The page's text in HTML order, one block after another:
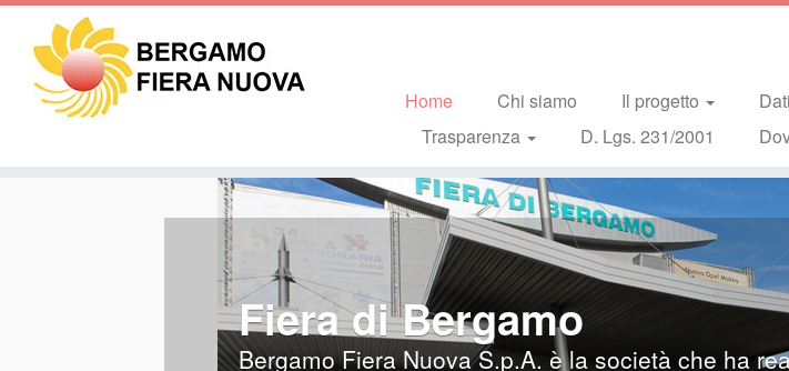
Home
Chi siamo Il progetto
Trasparenza
D. Lgs. 231/2001
Fiera di Bergamo
Bergamo Fiera Nuova S.p.A. è la società che ha